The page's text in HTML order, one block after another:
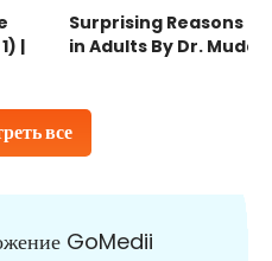
все
|
Surprising Reasons
in Adults By Dr.
GoMedii